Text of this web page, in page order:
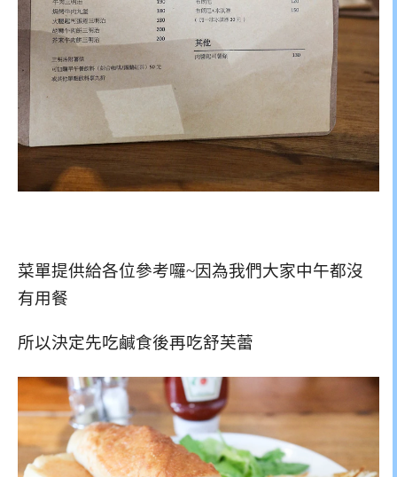
菜單提供給各位參考囉~因為我們大家中午都沒
有用餐
所以決定先吃鹹食後再吃舒芙蕾